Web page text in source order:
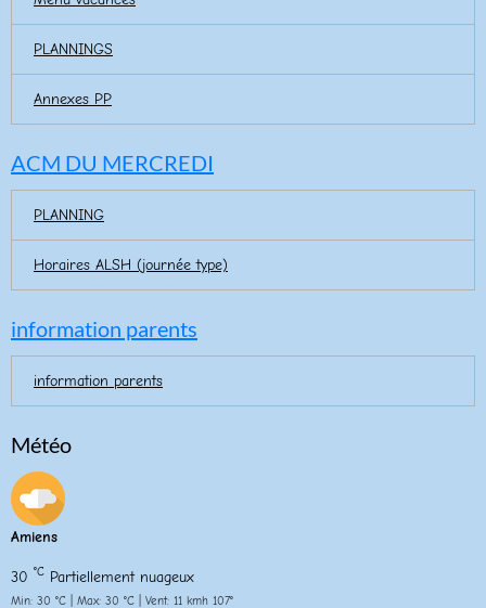
PLANNINGS
Annexes PP
ACM DU MERCREDI
PLANNING
Horaires ALSH (journée type)
information parents
information parents
Météo
Amiens
30 °C Partiellement nuageux
Min: 30 °C | Max: 30 °C | Vent: 11 kmh 107°